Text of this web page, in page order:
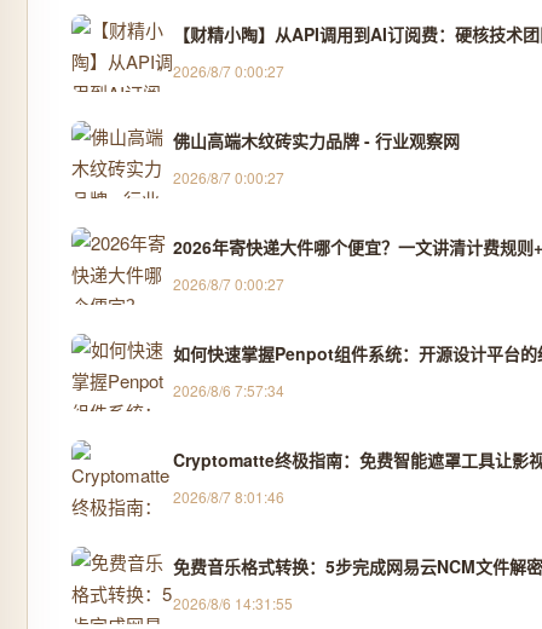
【财精小陶】从API调用到AI订阅费：硬核技术
2026/8/7 0:00:27
佛山高端木纹砖实力品牌 - 行业观察网
2026/8/7 0:00:27
2026年寄快递大件哪个便宜？一文讲清计费规则
2026/8/7 0:00:27
如何快速掌握Penpot组件系统：开源设计平台的
2026/8/6 7:57:34
Cryptomatte终极指南：免费智能遮罩工具让影
2026/8/7 8:01:46
免费音乐格式转换：5步完成网易云NCM文件解
2026/8/6 14:31:55